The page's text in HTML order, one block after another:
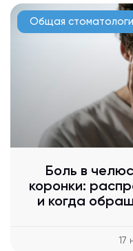
Общая
Боль в
коронки:
и когда
17